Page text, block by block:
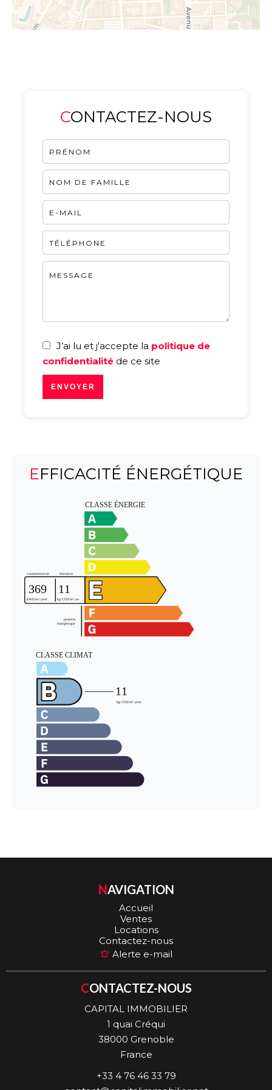
CONTACTEZ-NOUS
J’ai lu et j'accepte la politique de
confidentialité de ce site
ENVOYER
EFFICACITÉ ÉNERGÉTIQUE
NAVIGATION
Accueil
Ventes
Locations
Contactez-nous
Alerte e-mail
CONTACTEZ-NOUS
CAPITAL IMMOBILIER
1 quai Créqui
38000 Grenoble
France
+33 4 76 46 33 79